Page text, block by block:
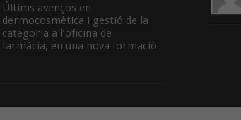
Últims avenços en
dermocosmètica i gestió de la
categoria a l’oficina de
farmàcia, en una nova formació